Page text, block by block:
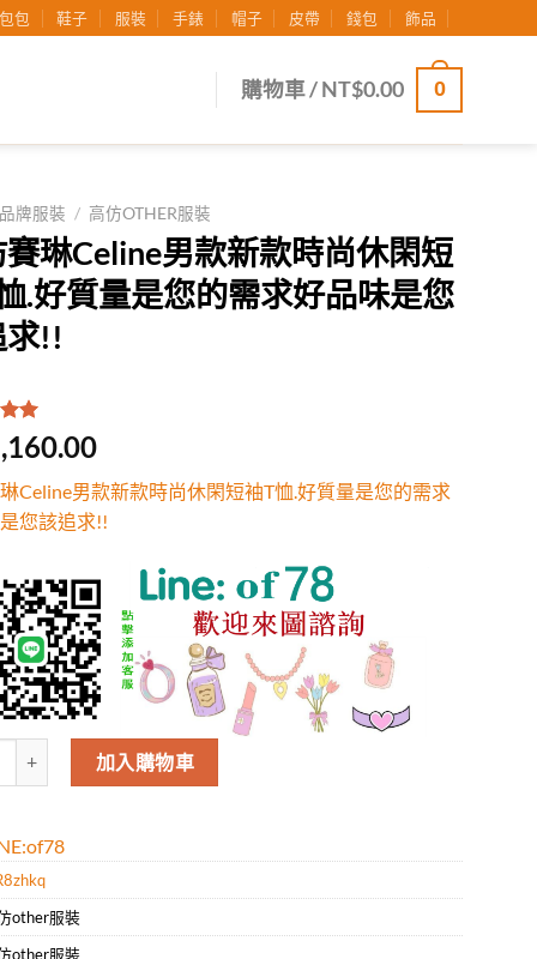
包包 鞋子 服裝 手錶 帽子 皮帶 錢包 飾品
購物車 /NT$0.00 0
牌服裝 / 高仿OTHER服裝
琳Celine男款新款時尚休閑短
.好質量是您的需求好品味是您
求!!
/
位
Celine男款新款時尚休閑短袖T恤.好質量是您的需求
您該追求!!
Celine男款新款時尚休閑短袖T恤.好質量是您的需求好品味是您該追求!!
加入購物車
other服裝
other服裝